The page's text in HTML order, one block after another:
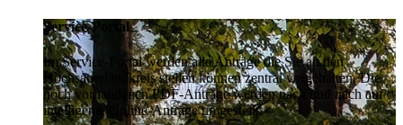
Service-Portal
Im Service-Portal werden alle Anträge die Sie an den
Hochsauerlandkreis stellen können zentral vorgehalten. Die
noch vorhandenen PDF-Anträge werden nach und nach auf
intelligente Online-Anträge umgestellt.